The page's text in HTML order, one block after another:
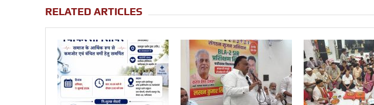
RELATED ARTICLES